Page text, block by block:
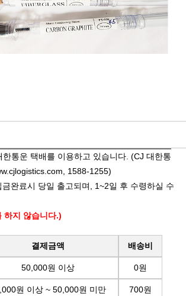
한통운 택배를 이용하고 있습니다. (CJ 대한통
, 1588-1255)
완료시 당일 출고되며, 1~2일 후 수령하실 수
하지 않습니다.)
결제금액 배송비
50,000원 이상 0원
원 이상 ~ 50,000원 미만 700원